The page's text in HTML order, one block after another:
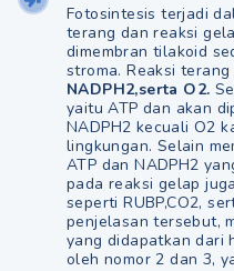
Fotosintesis terjadi
terang dan reaksi
dimembran tilakoid
stroma. Reaksi
NADPH2,serta O2.
yaitu ATP dan akan
NADPH2 kecuali O2
lingkungan. Selain
ATP dan NADPH2
pada reaksi gelap
seperti RUBP,CO2,
penjelasan tersebut,
yang didapatkan dari
oleh nomor 2 dan 3,